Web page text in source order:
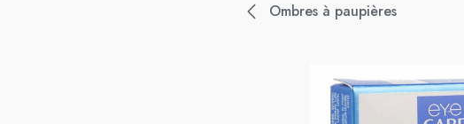
Ombres à paupières